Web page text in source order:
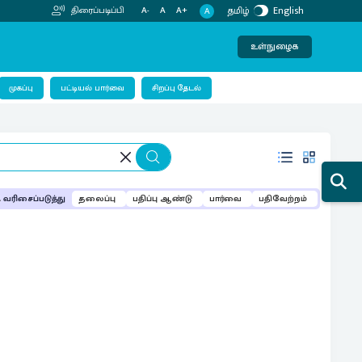
திரைப்படிப்பி A- A A+ A தமிழ் English
உள்நுழைக
முகப்பு பட்டியல் பார்வை சிறப்பு தேடல்
வரிசைப்படுத்து தலைப்பு பதிப்பு ஆண்டு பார்வை பதிவேற்றம்